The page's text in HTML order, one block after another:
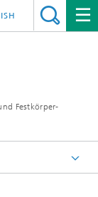
Festkörper-